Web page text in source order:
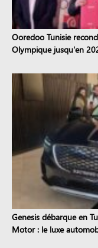
Ooredoo Tunisie
Olympique jusqu'en
Genesis débarque en
Motor : le luxe